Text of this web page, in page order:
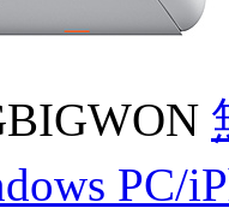
PC/